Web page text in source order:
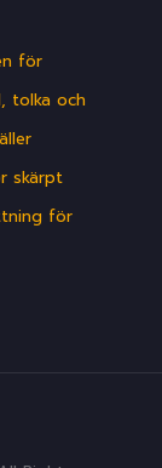
för
tolka och
skärpt
för